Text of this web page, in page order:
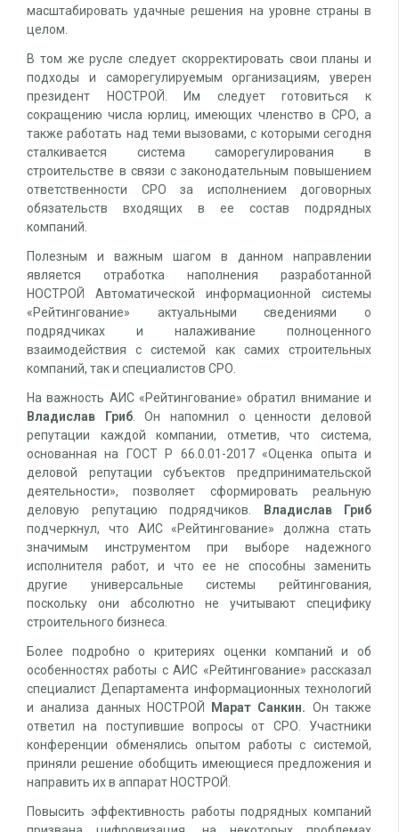
масштабировать удачные решения на уровне страны в
целом.
В том же русле следует скорректировать свои планы и
подходы и саморегулируемым организациям, уверен
президент НОСТРОЙ. Им следует готовиться к
сокращению числа юрлиц, имеющих членство в СРО, а
также работать над теми вызовами, с которыми сегодня
сталкивается система саморегулирования в
строительстве в связи с законодательным повышением
ответственности СРО за исполнением договорных
обязательств входящих в ее состав подрядных
компаний.
Полезным и важным шагом в данном направлении
является отработка наполнения разработанной
НОСТРОЙ Автоматической информационной системы
«Рейтингование» актуальными сведениями о
подрядчиках и налаживание полноценного
взаимодействия с системой как самих строительных
компаний, так и специалистов СРО.
На важность АИС «Рейтингование» обратил внимание и
Владислав Гриб. Он напомнил о ценности деловой
репутации каждой компании, отметив, что система,
основанная на ГОСТ Р 66.0.01-2017 «Оценка опыта и
деловой репутации субъектов предпринимательской
деятельности», позволяет сформировать реальную
деловую репутацию подрядчиков.
Владислав Гриб
подчеркнул, что АИС «Рейтингование» должна стать
значимым инструментом при выборе надежного
исполнителя работ, и что ее не способны заменить
другие универсальные системы рейтингования,
поскольку они абсолютно не учитывают специфику
строительного бизнеса.
Более подробно о критериях оценки компаний и об
особенностях работы с АИС «Рейтингование» рассказал
специалист Департамента информационных технологий
и анализа данных НОСТРОЙ
Марат Санкин. Он также
ответил на поступившие вопросы от СРО. Участники
конференции обменялись опытом работы с системой,
приняли решение обобщить имеющиеся предложения и
направить их в аппарат НОСТРОЙ.
Повысить эффективность работы подрядных компаний